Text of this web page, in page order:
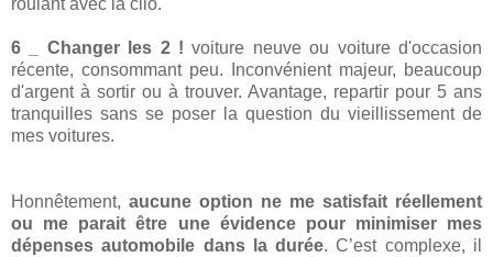
roulant avec la clio.
6 _ Changer les 2 ! voiture neuve ou voiture d'occasion
récente, consommant peu. Inconvénient majeur, beaucoup
d'argent à sortir ou à trouver. Avantage, repartir pour 5 ans
tranquilles sans se poser la question du vieillissement de
mes voitures.
Honnêtement, aucune option ne me satisfait réellement
ou me parait être une évidence pour minimiser mes
dépenses automobile dans la durée. C’est complexe, il